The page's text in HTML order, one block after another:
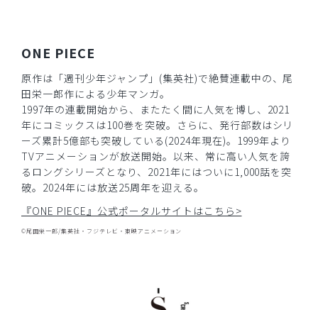
ご購入者様
購入確認済み
2026-02-19
年齢: 40代 身長:156-160cm
Mサイズでも良かったかも。
ップス(男女兼用)/トニートニー・チョッパー/S
ONE PIECE
原作は「週刊少年ジャンプ」(集英社)で絶賛連載中の、尾
田栄一郎作による少年マンガ。
1997年の連載開始から、またたく間に人気を博し、2021
年にコミックスは100巻を突破。さらに、発行部数はシリ
ーズ累計5億部も突破している(2024年現在)。1999年より
TVアニメーションが放送開始。以来、常に高い人気を誇
るロングシリーズとなり、2021年にはついに1,000話を突
破。2024年には放送25周年を迎える。
『ONE PIECE』公式ポータルサイトはこちら>
©尾田栄一郎/集英社・フジテレビ・東映アニメーション